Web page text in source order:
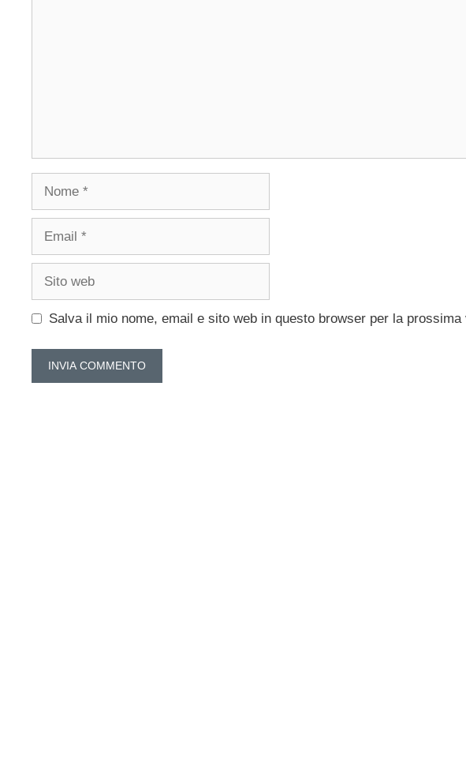
Salva il mio nome, email e sito web in questo browser per la